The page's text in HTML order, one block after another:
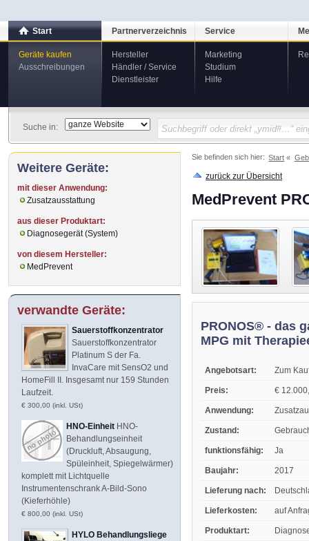
Start
Geräte kaufen
Ausschreibungen
Partnerverzeichnis
Hersteller
Händler / Service
Dienstleister
Service
Marketing
Studium
Hilfe
Suche in:
Sie befinden sich hier: Start
zurück zur Übersicht
MedPrevent
PRONOS® - das
MPG mit
Angebotsart: Zum
Preis: €
Anwendung:
Zustand:
funktionsfähig: Ja
Baujahr: 2017
Lieferung nach:
Lieferkosten: auf
Produktart:
Weitere Geräte:
mit dieser Anwendung:
Zusatzausstattung
aus dieser Produktart:
Diagnosegerät (System)
von diesem Hersteller:
MedPrevent
verwandte Geräte:
Sauerstoffkonzentrator
Sauerstoffkonzentrator
Platinum S der Fa.
InvaCare mit SensO2 und
HomeFill II. Insgesamt nur 159 Stunden
Laufzeit.
€ 300,00 (inkl. USt)
HNO-Einheit HNO-
Behandlungseinheit
(Druckluft, Absaugung,
Spüleinheit, Spiegelwärmer)
komplett mit Lichtquelle
Instrumentenschrank A-Bild-Sono
(Kieferhöhle)
€ 800,00 (inkl. USt)
HYLO Behandlungsliege